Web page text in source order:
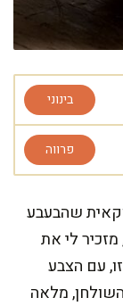
בינוני
פרווה
שהבעבע
לי את
עם הצבע
מלאה